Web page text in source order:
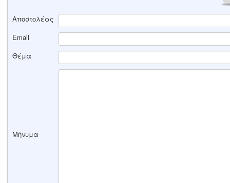
Αποστολέας
Email
Θέμα
Μήνυμα